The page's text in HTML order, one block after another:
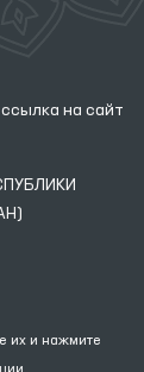
на сайт
их и нажмите